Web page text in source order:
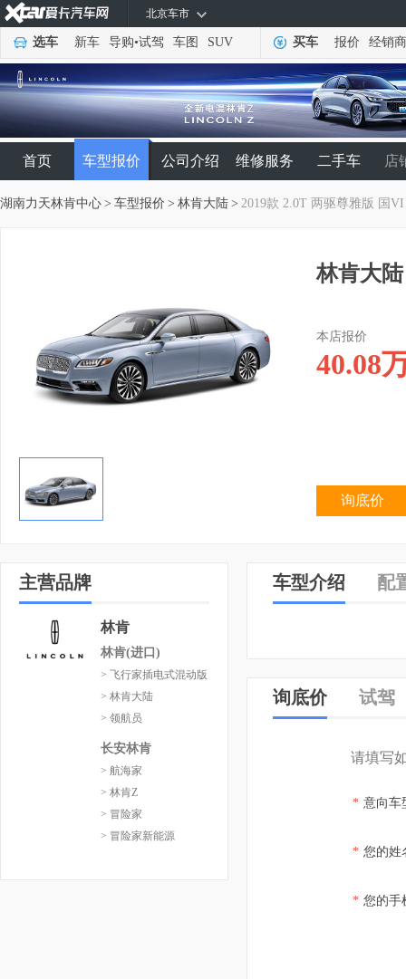
北京车市
选车 新车 导购•试驾 车图 SUV 买车 报价 经销商
首页 车型报价 公司介绍 维修服务 二手车 店
湖南力天林肯中心 > 车型报价 > 林肯大陆 > 2019款 2.0T 两驱尊雅版 国VI
林肯大
本店报价
40.08
询底价
主营品牌
林肯
林肯(进口)
> 飞行家插电式混动版
> 林肯大陆
> 领航员
长安林肯
> 航海家
> 林肯Z
> 冒险家
> 冒险家新能源
车型介绍 配
询底价 试驾
请填写
* 意向车
* 您的姓
* 您的手